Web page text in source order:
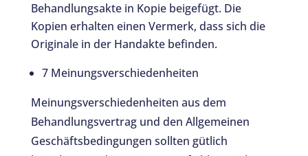
Behandlungsakte in Kopie beigefügt. Die
Kopien erhalten einen Vermerk, dass sich die
Originale in der Handakte befinden.
7 Meinungsverschiedenheiten
Meinungsverschiedenheiten aus dem
Behandlungsvertrag und den Allgemeinen
Geschäftsbedingungen sollten gütlich